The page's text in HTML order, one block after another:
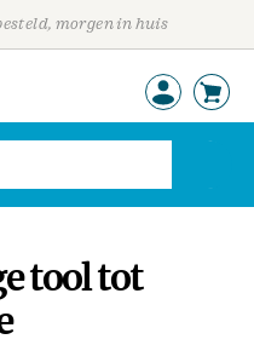
morgen in huis
tool tot